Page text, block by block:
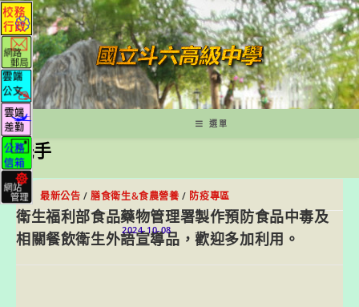
跳
轉
至
主
要
內
容
選單
洗手
最新公告 /膳食衛生&食農營養 / 防疫專區
衛生福利部食品藥物管理署製作預防食品中毒及
相關餐飲衛生外語宣導品，歡迎多加利用。
2024-10-08